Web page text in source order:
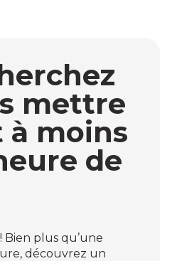
mettre
à moins
de
Bien plus qu’une
découvrez un